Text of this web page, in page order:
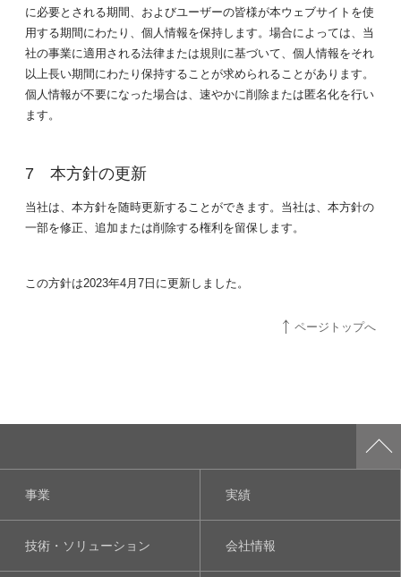
に必要とされる期間、およびユーザーの皆様が本ウェブサイトを使
用する期間にわたり、個人情報を保持します。場合によっては、当
社の事業に適用される法律または規則に基づいて、個人情報をそれ
以上長い期間にわたり保持することが求められることがあります。
個人情報が不要になった場合は、速やかに削除または匿名化を行い
ます。
本方針の更新
当社は、本方針を随時更新することができます。当社は、本方針の
一部を修正、追加または削除する権利を留保します。
この方針は2023年4月7日に更新しました。
ページトップへ
事業 実績
技術・ソリューション 会社情報